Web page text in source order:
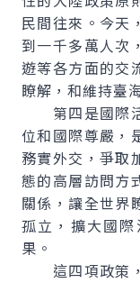
民間往來。今天
到一千多萬人次
遊等各方面的交
瞭解，和維持臺
第四是國際活
位和國際尊嚴，
務實外交，爭取
態的高層訪問方
關係，讓全世界
孤立，擴大國
果。
這四項政策，